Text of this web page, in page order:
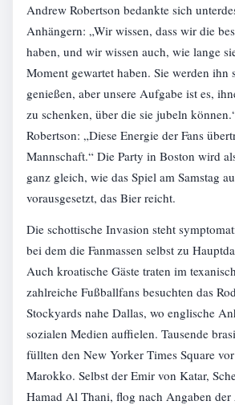
Andrew Robertson bedankte sich
Anhängern: „Wir wissen, dass wir die
haben, und wir wissen auch, wie lange
Moment gewartet haben. Sie werden ihn
genießen, aber unsere Aufgabe ist es,
zu schenken, über die sie jubeln
Robertson: „Diese Energie der Fans
Mannschaft.“ Die Party in Boston wird
ganz gleich, wie das Spiel am Samstag
vorausgesetzt, das Bier reicht.
Die schottische Invasion steht
bei dem die Fanmassen selbst zu
Auch kroatische Gäste traten im
zahlreiche Fußballfans besuchten das
Stockyards nahe Dallas, wo englische
sozialen Medien auffielen. Tausende
füllten den New Yorker Times Square
Marokko. Selbst der Emir von Katar,
Hamad Al Thani, flog nach Angaben der